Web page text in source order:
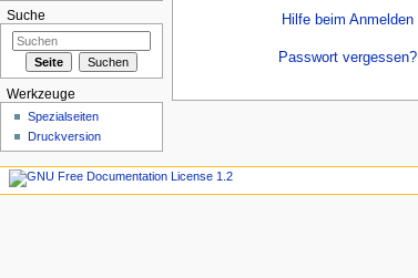
Hilfe beim Anmelden
Passwort vergessen?
Suche
Werkzeuge
Spezialseiten
Druckversion